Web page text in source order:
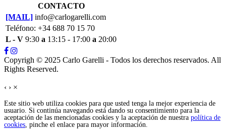
CONTACTO
[MAIL] info@carlogarelli.com
Teléfono: +34 688 70 15 70
L - V 9:30 a 13:15 - 17:00 a 20:00
Copyrigh © 2025 Carlo Garelli - Todos los derechos reservados. All
Rights Reserved.
‹ › ×
Este sitio web utiliza cookies para que usted tenga la mejor experiencia de
usuario. Si continúa navegando está dando su consentimiento para la
aceptación de las mencionadas cookies y la aceptación de nuestra política de
cookies, pinche el enlace para mayor información.